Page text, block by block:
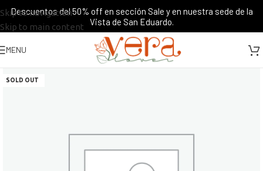
Skip to navigation
Skip to main content
Descuentos del 50% off en sección Sale y en nuestra sede de la
Vista de San Eduardo.
MENU
SOLD OUT